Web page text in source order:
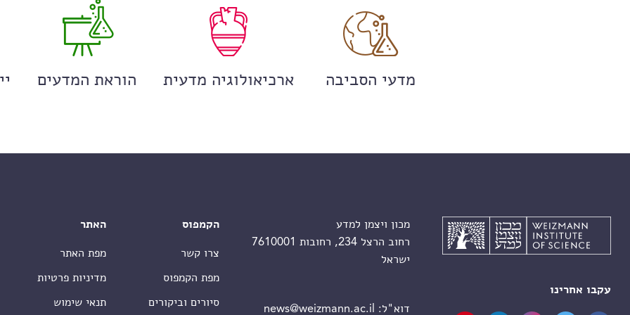
מדעי הסביבה ארכיאולוגיה מדעית הוראת המדעים
עקבו אחרינו
מכון ויצמן למדע
רחוב הרצל 234, רחובות 7610001
ישראל
דוא"ל: news@weizmann.ac.il
הקמפוס
צרו קשר
מפת הקמפוס
סיורים וביקורים
האתר
מפת האתר
מדיניות פרטיות
תנאי שימוש